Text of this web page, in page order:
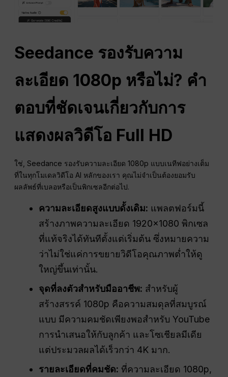
Seedance รองรับความ
ละเอียด 1080p หรือไม่? คำ
ตอบที่ชัดเจนเกี่ยวกับการ
แสดงผลวิดีโอ Full HD
ใช่, Seedance รองรับความละเอียด 1080p แบบเนทีฟอย่างเต็ม
ที่ในทุกโมเดลวิดีโอ AI หลักของเรา คุณไม่จำเป็นต้องยอมรับ
ผลลัพธ์ที่เบลอหรือเป็นพิกเซลอีกต่อไป.
ความละเอียดสูงแบบดั้งเดิม: แพลตฟอร์มนี้
สร้างภาพความละเอียด 1920×1080 พิกเซล
ที่แท้จริงได้ทันทีตั้งแต่เริ่มต้น ซึ่งหมายความ
ว่าไม่ใช่แค่การขยายวิดีโอคุณภาพต่ำให้ดู
ใหญ่ขึ้นเท่านั้น.
จุดที่ลงตัวสำหรับมืออาชีพ: สำหรับผู้
สร้างสรรค์ 1080p คือความสมดุลที่สมบูรณ์
แบบ มีความคมชัดเพียงพอสำหรับ YouTube
การนำเสนอให้กับลูกค้า และโซเชียลมีเดีย
แต่ประมวลผลได้เร็วกว่า 4K มาก.
รายละเอียดที่คมชัด: ที่ความละเอียด 1080p,